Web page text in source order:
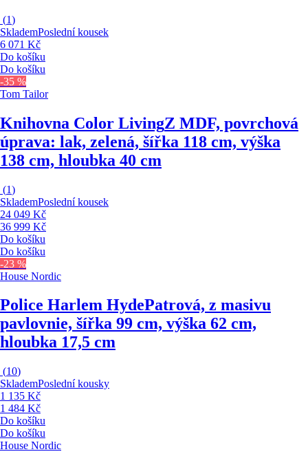
(1)
SklademPoslední kousek
6 071 Kč
Do košíku
Do košíku
-35 %
Tom Tailor
Knihovna Color LivingZ MDF, povrchová
úprava: lak, zelená, šířka 118 cm, výška
138 cm, hloubka 40 cm
(1)
SklademPoslední kousek
24 049 Kč
36 999 Kč
Do košíku
Do košíku
-23 %
House Nordic
Police Harlem HydePatrová, z masivu
pavlovnie, šířka 99 cm, výška 62 cm,
hloubka 17,5 cm
(10)
SklademPoslední kousky
1 135 Kč
1 484 Kč
Do košíku
Do košíku
House Nordic